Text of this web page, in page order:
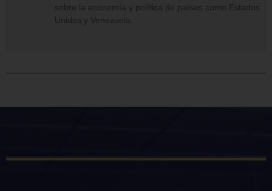
sobre la economía y política de países como Estados
Unidos y Venezuela.